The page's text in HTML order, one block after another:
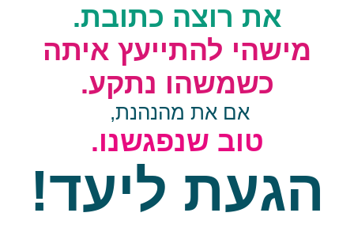
את רוצה כתובת.
מישהי להתייעץ איתה
כשמשהו נתקע.
אם את מהנהנת,
טוב שנפגשנו.
הגעת ליעד!